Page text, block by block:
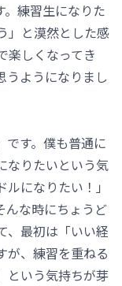
。練習生になりた
」と漠然とした感
楽しくなってき
うようになりまし
です。僕も普通に
なりたいという気
になりたい！」
んな時にちょうど
、最初は「いい経
が、練習を重ねる
という気持ちが芽